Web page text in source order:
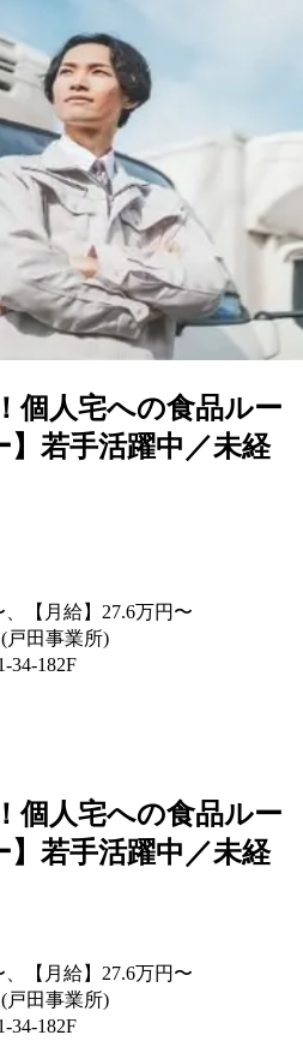
個人宅への食品ルー
】若手活躍中／未経
、【月給】27.6万円〜
戸田事業所)
34-182F
個人宅への食品ルー
】若手活躍中／未経
、【月給】27.6万円〜
戸田事業所)
34-182F